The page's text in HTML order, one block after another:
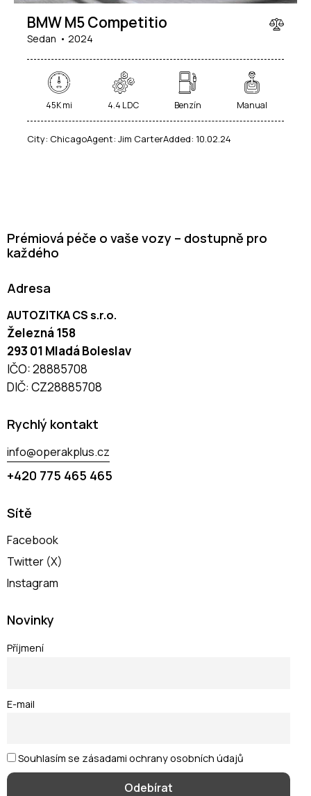
Produced Price
Climate control (12)
Heated seats (14)
Keyless entry (13)
Leather seats (14)
Navigation system (17)
Power windows (10)
Winter tires (6)
BMW M5 Competitio
Sedan 2024
45K mi 4.4 L DC Benzín Manual
City: ChicagoAgent: Jim CarterAdded: 10.02.24
Prémiová péče o vaše vozy – dostupně pro
každého
Adresa
AUTOZITKA CS s.r.o.
Železná 158
293 01 Mladá Boleslav
IČO: 28885708
DIČ: CZ28885708
Rychlý kontakt
info@operakplus.cz
+420 775 465 465
Sítě
Facebook
Twitter (X)
Instagram
Novinky
Příjmení
E-mail
Souhlasím se zásadami ochrany osobních údajů